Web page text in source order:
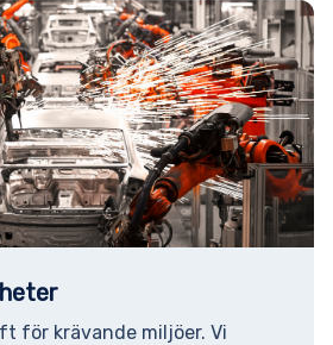
för krävande miljöer. Vi